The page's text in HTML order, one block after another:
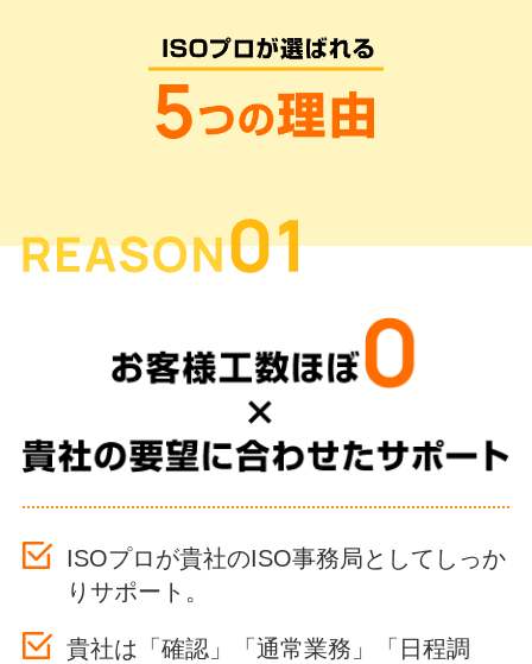
ISOプロが貴社のISO事務局としてしっか
りサポート。
貴社は「確認」「通常業務」「日程調